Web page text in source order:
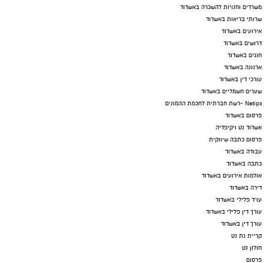
משרדים וחנויות להשכרה באשדוד
שרותי בריאות באשדוד
אירועים באשדוד
דרושים באשדוד
חוגים באשדוד
ארנונה באשדוד
עורכי דין באשדוד
שערים חשמליים באשדוד
Netips -רשת חברתית לחכמת ההמונים
פרסום באשדוד
אשדוד נט ויקיפדיה
פרסום כתבה שיווקית
עבודה באשדוד
כתבה באשדוד
אולמות אירועים באשדוד
דירה באשדוד
עו"ד פלילי באשדוד
עורך דין פלילי באשדוד
עורך דין באשדוד
קריית גת נט
חולון נט
פרסום